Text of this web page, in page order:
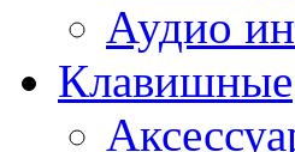
Аудио
Клавишные